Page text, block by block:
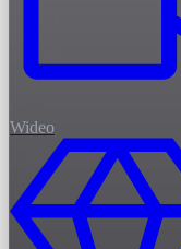
Wideo